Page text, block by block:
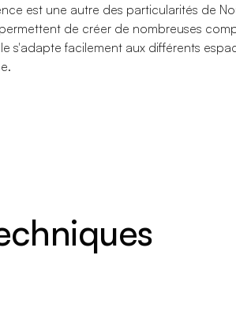
est une autre des particularités de
de créer de nombreuses
s'adapte facilement aux différents